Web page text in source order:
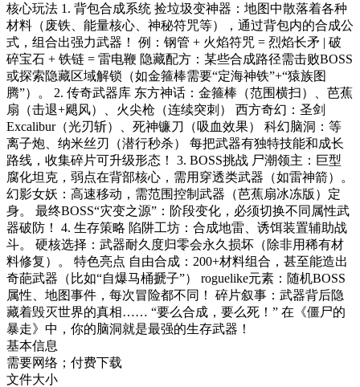
核心玩法 1. 背包合成系统 捡垃圾变神器：地图中散落着各种
材料（废铁、能量核心、神秘符咒等），通过背包内的合成公
式，组合出强力武器！ 例：钢管 + 火焰符咒 = 烈焰长矛 | 破
碎宝石 + 铁链 = 雷电鞭 隐藏配方：某些合成路径需击败BOSS
或探索隐藏区域解锁（如金箍棒需要“定海神铁”+“猿族图
腾”）。 2. 传奇武器库 东方神话：金箍棒（范围横扫）、芭蕉
扇（击退+飓风）、火尖枪（连续突刺） 西方奇幻：圣剑
Excalibur（光刃斩）、死神镰刀（吸血效果） 科幻脑洞：等
离子炮、纳米丝刃（潜行秒杀） 每把武器有独特技能和成长
路线，收集碎片可升级形态！ 3. BOSS挑战 尸潮领主：巨型
腐化坦克，弱点在背部核心，需用穿透类武器（如雷神箭）。
幻影女妖：高速移动，需范围控制武器（芭蕉扇冰冻版）定
身。 最终BOSS“灾变之源”：阶段变化，必须切换不同属性武
器破防！ 4. 生存策略 陷阱工坊：合成地雷、诱饵装置辅助战
斗。 硬核选择：武器耐久度归零会永久损坏（除非用稀有材
料修复）。 特色亮点 自由合成：200+材料组合，甚至能造出
奇葩武器（比如“自爆马桶搋子”） roguelike元素：随机BOSS
属性、地图事件，每次冒险都不同！ 碎片叙事：武器背后隐
藏着毁灭世界的真相…… “要么合成，要么死！” 在《僵尸的
暴走》中，你的脑洞就是最强的生存武器！
基本信息
需要网络；付费下载
文件大小